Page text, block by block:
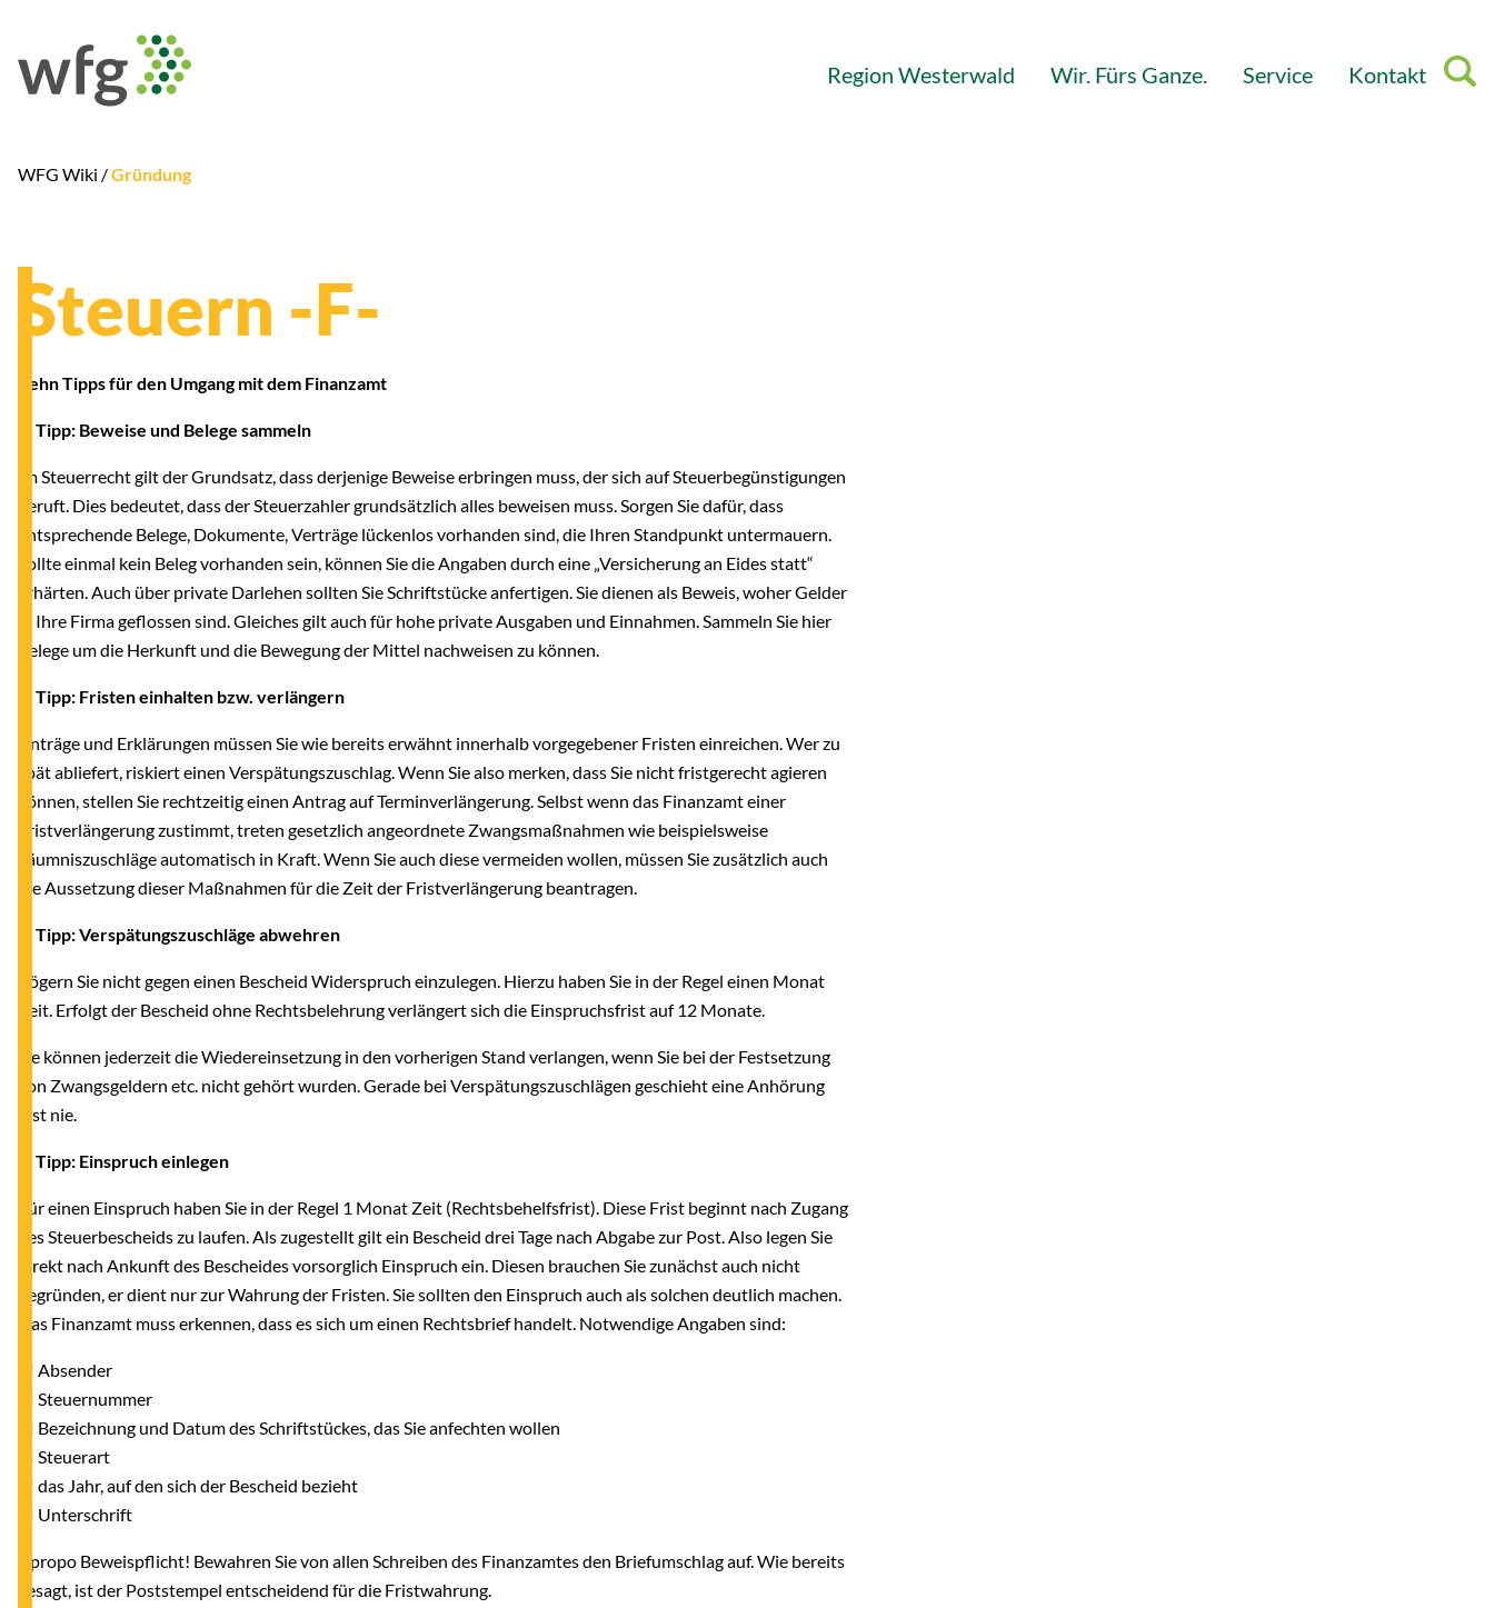
Region Westerwald Wir. Fürs Ganze. Service Kontakt
WFG Wiki /Gründung
Steuern -F-
Zehn Tipps für den Umgang mit dem Finanzamt
1. Tipp: Beweise und Belege sammeln
Im Steuerrecht gilt der Grundsatz, dass derjenige Beweise erbringen muss, der sich auf Steuerbegünstigungen
beruft. Dies bedeutet, dass der Steuerzahler grundsätzlich alles beweisen muss. Sorgen Sie dafür, dass
entsprechende Belege, Dokumente, Verträge lückenlos vorhanden sind, die Ihren Standpunkt untermauern.
Sollte einmal kein Beleg vorhanden sein, können Sie die Angaben durch eine „Versicherung an Eides statt“
erhärten. Auch über private Darlehen sollten Sie Schriftstücke anfertigen. Sie dienen als Beweis, woher Gelder
in Ihre Firma geflossen sind. Gleiches gilt auch für hohe private Ausgaben und Einnahmen. Sammeln Sie hier
Belege um die Herkunft und die Bewegung der Mittel nachweisen zu können.
2. Tipp: Fristen einhalten bzw. verlängern
Anträge und Erklärungen müssen Sie wie bereits erwähnt innerhalb vorgegebener Fristen einreichen. Wer zu
spät abliefert, riskiert einen Verspätungszuschlag. Wenn Sie also merken, dass Sie nicht fristgerecht agieren
können, stellen Sie rechtzeitig einen Antrag auf Terminverlängerung. Selbst wenn das Finanzamt einer
Fristverlängerung zustimmt, treten gesetzlich angeordnete Zwangsmaßnahmen wie beispielsweise
Säumniszuschläge automatisch in Kraft. Wenn Sie auch diese vermeiden wollen, müssen Sie zusätzlich auch
die Aussetzung dieser Maßnahmen für die Zeit der Fristverlängerung beantragen.
3. Tipp: Verspätungszuschläge abwehren
Zögern Sie nicht gegen einen Bescheid Widerspruch einzulegen. Hierzu haben Sie in der Regel einen Monat
Zeit. Erfolgt der Bescheid ohne Rechtsbelehrung verlängert sich die Einspruchsfrist auf 12 Monate.
Sie können jederzeit die Wiedereinsetzung in den vorherigen Stand verlangen, wenn Sie bei der Festsetzung
von Zwangsgeldern etc. nicht gehört wurden. Gerade bei Verspätungszuschlägen geschieht eine Anhörung
fast nie.
4. Tipp: Einspruch einlegen
Für einen Einspruch haben Sie in der Regel 1 Monat Zeit (Rechtsbehelfsfrist). Diese Frist beginnt nach Zugang
des Steuerbescheids zu laufen. Als zugestellt gilt ein Bescheid drei Tage nach Abgabe zur Post. Also legen Sie
direkt nach Ankunft des Bescheides vorsorglich Einspruch ein. Diesen brauchen Sie zunächst auch nicht
begründen, er dient nur zur Wahrung der Fristen. Sie sollten den Einspruch auch als solchen deutlich machen.
Das Finanzamt muss erkennen, dass es sich um einen Rechtsbrief handelt. Notwendige Angaben sind:
■ Absender
■ Steuernummer
■ Bezeichnung und Datum des Schriftstückes, das Sie anfechten wollen
■ Steuerart
■ das Jahr, auf den sich der Bescheid bezieht
■ Unterschrift
Apropo Beweispflicht! Bewahren Sie von allen Schreiben des Finanzamtes den Briefumschlag auf. Wie bereits
gesagt, ist der Poststempel entscheidend für die Fristwahrung.